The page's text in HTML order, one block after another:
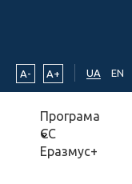
A- A+ UA EN
Програма
ЄС
Еразмус+